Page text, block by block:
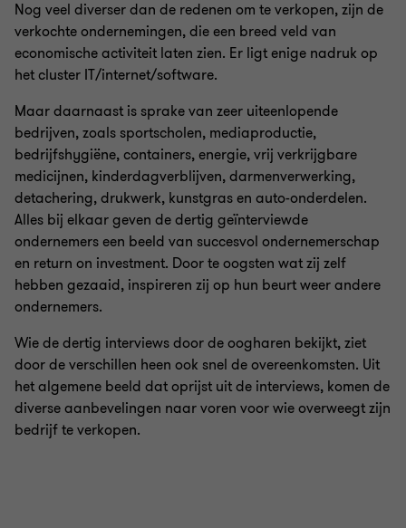
Nog veel diverser dan de redenen om te verkopen, zijn de
verkochte ondernemingen, die een breed veld van
economische activiteit laten zien. Er ligt enige nadruk op
het cluster IT/internet/software.
Maar daarnaast is sprake van zeer uiteenlopende
bedrijven, zoals sportscholen, mediaproductie,
bedrijfshygiëne, containers, energie, vrij verkrijgbare
medicijnen, kinderdagverblijven, darmenverwerking,
detachering, drukwerk, kunstgras en auto-onderdelen.
Alles bij elkaar geven de dertig geïnterviewde
ondernemers een beeld van succesvol ondernemerschap
en return on investment. Door te oogsten wat zij zelf
hebben gezaaid, inspireren zij op hun beurt weer andere
ondernemers.
Wie de dertig interviews door de oogharen bekijkt, ziet
door de verschillen heen ook snel de overeenkomsten. Uit
het algemene beeld dat oprijst uit de interviews, komen de
diverse aanbevelingen naar voren voor wie overweegt zijn
bedrijf te verkopen.